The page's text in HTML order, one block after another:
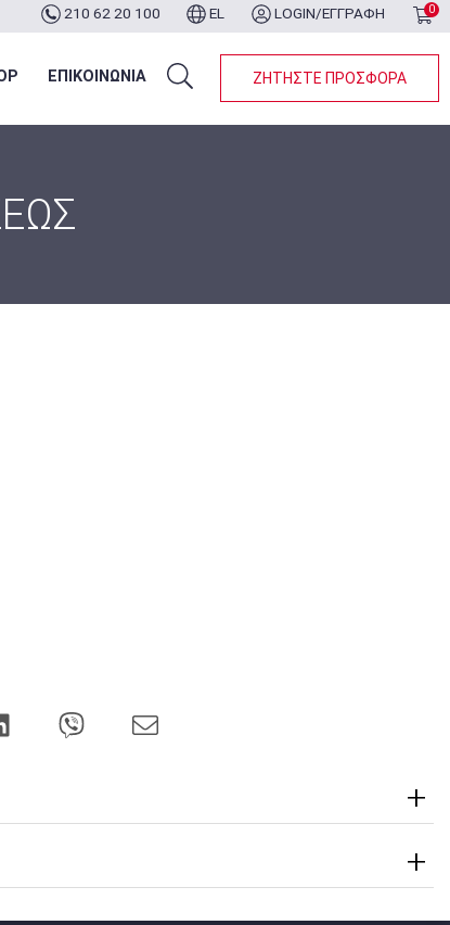
210 62 20 100 EL LOGIN/ΕΓΓΡΑΦΗ 0
ΕΠΙΚΟΙΝΩΝΙΑ ΖΗΤΗΣΤΕ ΠΡΟΣΦΟΡΑ